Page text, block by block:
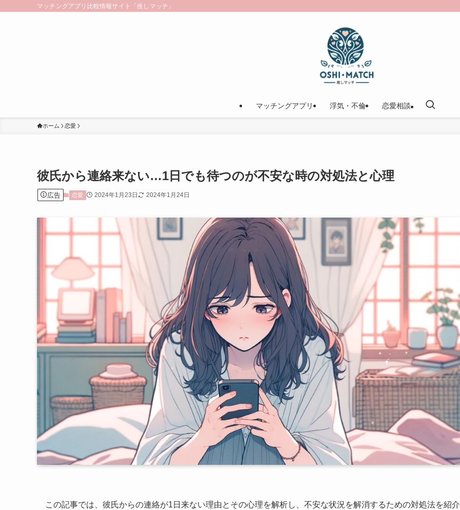
マッチングアプリ比較情報サイト「推しマッチ」
マッチングアプリ 浮気・不倫 恋愛相談
ホーム 恋愛
彼氏から連絡来ない…1日でも待つのが不安な時の対処法と心理
広告 恋愛 2024年1月23日 2024年1月24日
この記事では、彼氏からの連絡が1日来ない理由とその心理を解析し、不安な状況を解消するための対処法を紹介